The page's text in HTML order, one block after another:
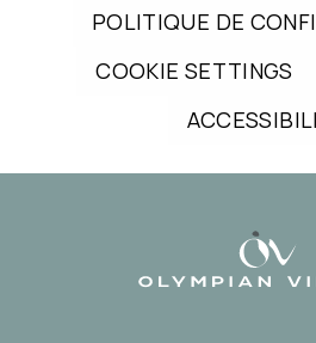
POLITIQUE DE
COOKIE SETTINGS